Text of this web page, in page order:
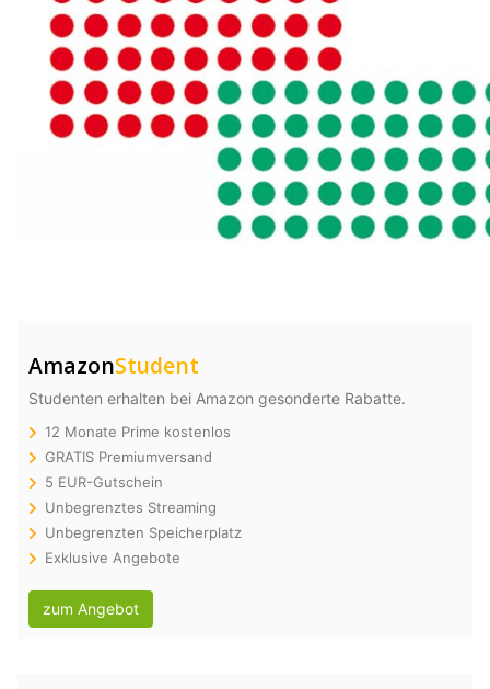
AmazonStudent
Studenten erhalten bei Amazon gesonderte Rabatte.
12 Monate Prime kostenlos
GRATIS Premiumversand
5 EUR-Gutschein
Unbegrenztes Streaming
Unbegrenzten Speicherplatz
Exklusive Angebote
zum Angebot